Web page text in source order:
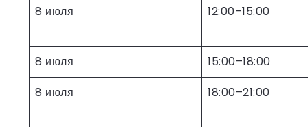
8 июля
12:00–15:00
8 июля
15:00–18:00
8 июля
18:00–21:00